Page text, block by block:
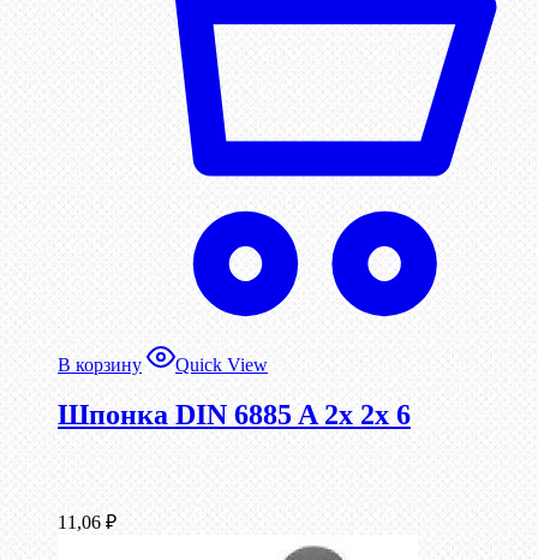
В корзину Quick View
Шпонка DIN 6885 A 2x 2x 6
11,06 ₽